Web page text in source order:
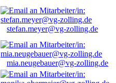
stefan.meyer@vg-zolling.de
mia.neugebauer@vg-zolling.de